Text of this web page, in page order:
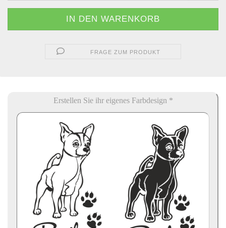
FRAGE ZUM PRODUKT
Erstellen Sie ihr eigenes Farbdesign *